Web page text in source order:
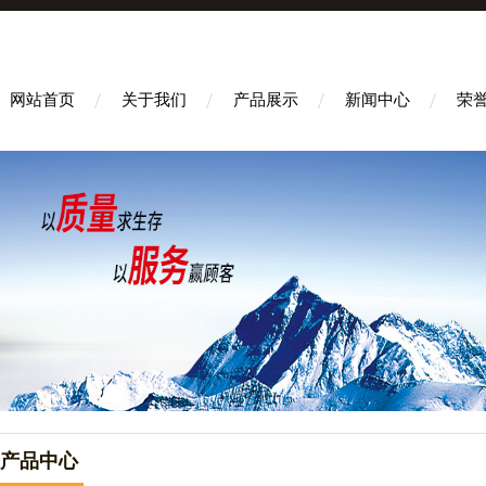
网站首页 关于我们 产品展示 新闻中心 荣
产品中心